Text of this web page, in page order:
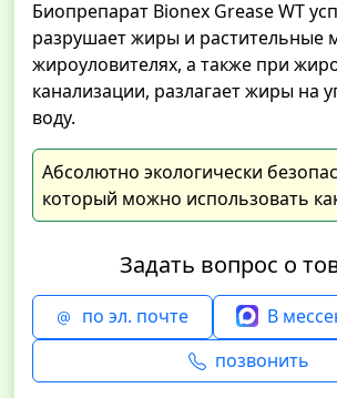
Биопрепарат Bionex Grease WT
разрушает жиры и растительные
жироуловителях, а также при
канализации, разлагает жиры на
воду.
Абсолютно экологически
который можно использовать
Задать вопрос о
по эл. почте
В
позвонить